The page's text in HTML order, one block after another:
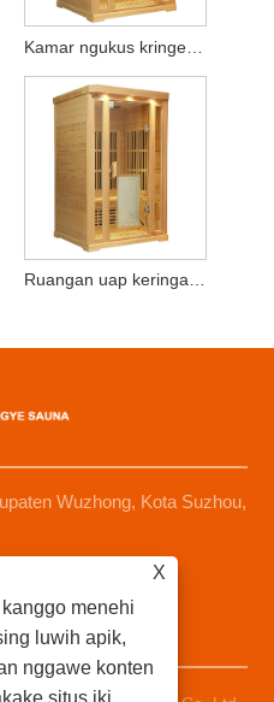
Kamar ngukus kringet kayu loro wong
Ruangan uap keringat kayu mobile
Wuzhong, Kota Suzhou,
X
menehi
luwih apik,
nggawe konten
situs iki,